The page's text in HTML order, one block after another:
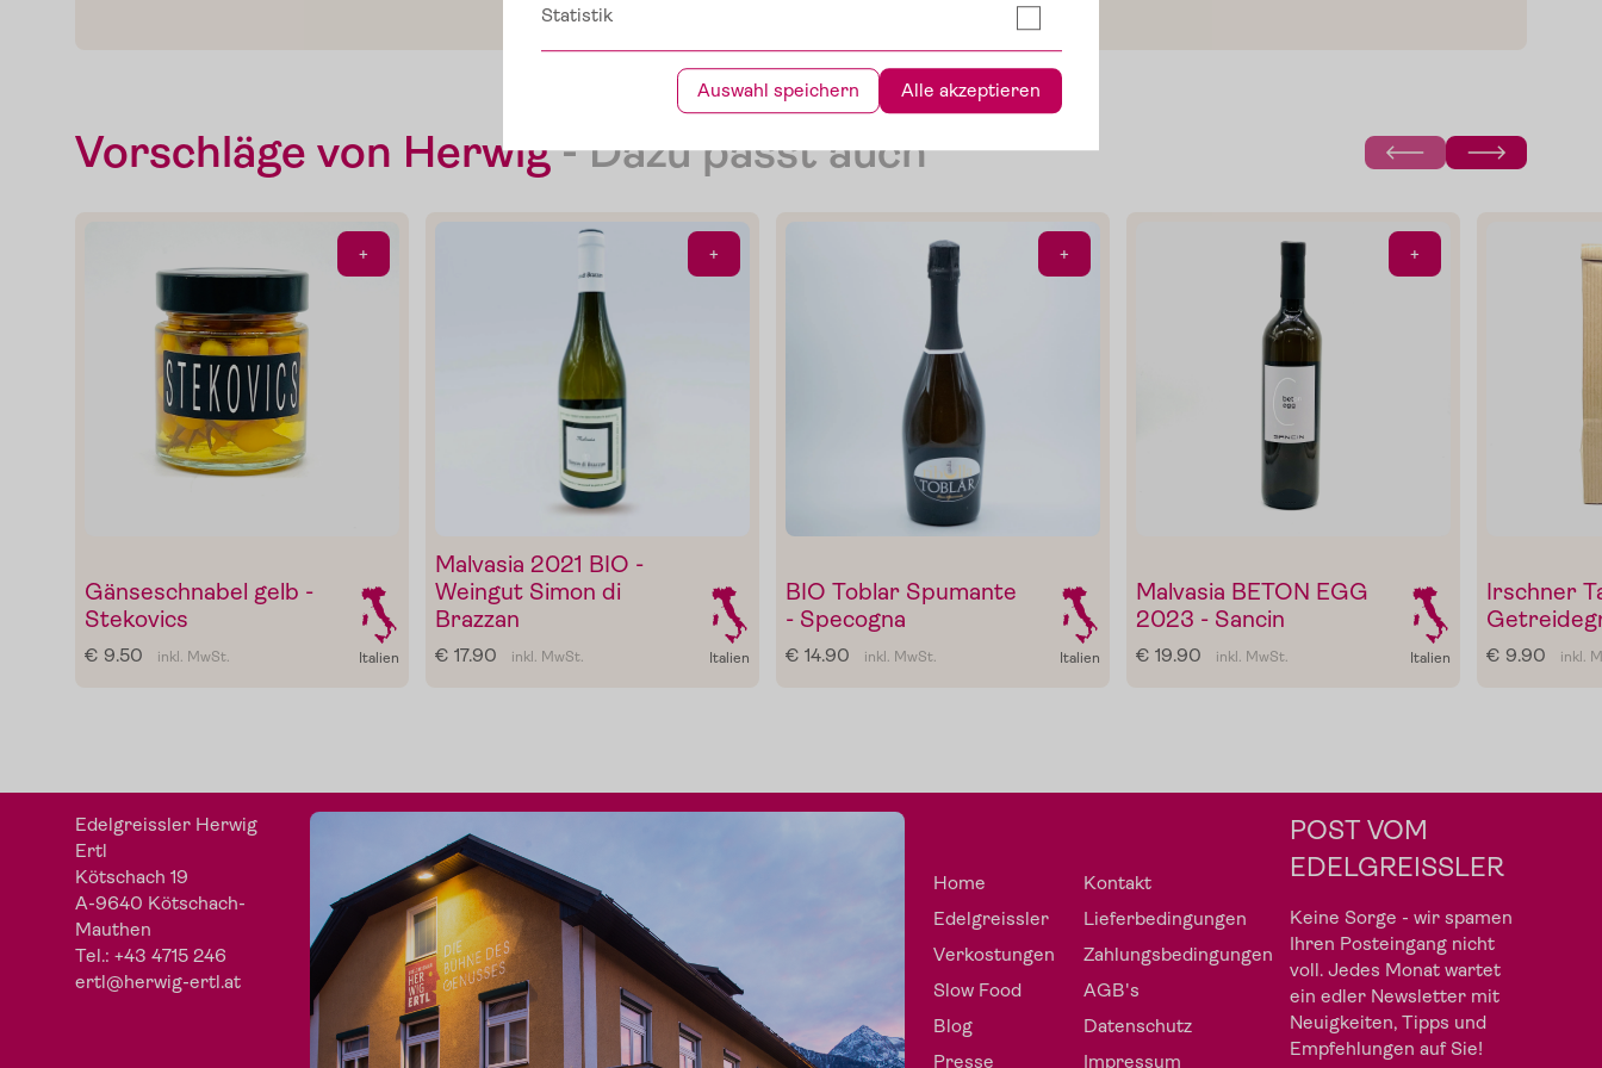
Blog
Kontakt
Login
Gewürze Gutscheine
Vorschläge von Herwig-Dazu passt auch
+
Gänseschnabel gelb -
Stekovics
€ 9.50 inkl. MwSt. Italien
+
Malvasia 2021 BIO -
Weingut Simon di
Brazzan
€ 17.90 inkl. MwSt. Italien
+
BIO Toblar Spumante
- Specogna
€ 14.90 inkl. MwSt. Italien
+
Malvasia BETON EGG
2023 - Sancin
€ 19.90 inkl. MwSt. Italien
Irschner
€ 9.90 inkl.
Edelgreissler Herwig
Ertl
Kötschach 19
A-9640 Kötschach-
Mauthen
Tel.: +43 4715 246
ertl@herwig-ertl.at
Home
Edelgreissler
Verkostungen
Slow Food
Blog
Presse
Kontakt
Lieferbedingungen
Zahlungsbedingungen
AGB's
Datenschutz
Impressum
POST VOM
EDELGREISSLER
Keine Sorge - wir spamen
Ihren Posteingang nicht
voll. Jedes Monat wartet
ein edler Newsletter mit
Neuigkeiten, Tipps und
Empfehlungen auf Sie!
Statistik
Auswahl speichern Alle akzeptieren
Die Pomodorini und das Tomaten-Olivenöl zum
Verfeinern von Pasta, Fisch oder Grillgemüse.
Im Shop ansehen